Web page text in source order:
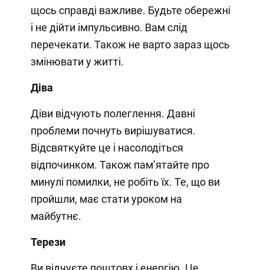
щось справді важливе. Будьте обережні
і не дійти імпульсивно. Вам слід
перечекати. Також не варто зараз щось
змінювати у житті.
Діва
Діви відчують полеглення. Давні
проблеми почнуть вирішуватися.
Відсвяткуйте це і насолодіться
відпочинком. Також пам’ятайте про
минулі помилки, не робіть їх. Те, що ви
пройшли, має стати уроком на
майбутнє.
Терези